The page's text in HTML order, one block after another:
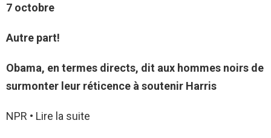
7 octobre
Autre part!
Obama, en termes directs, dit aux hommes noirs de
surmonter leur réticence à soutenir Harris
NPR • Lire la suite